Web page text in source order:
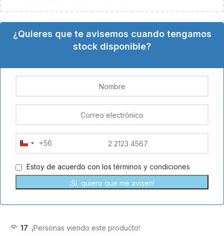
¿Quieres que te avisemos cuando tengamos
stock disponible?
Chile
+56
+56
Estoy de acuerdo con lostérminos y condiciones
¡Sí, quiero que me avisen!
17 ¡Personas viendo este producto!